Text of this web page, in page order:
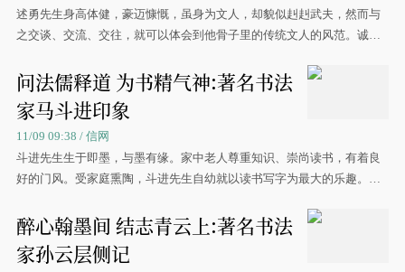
述勇先生身高体健，豪迈慷慨，虽身为文人，却貌似赳赳武夫，然而与
之交谈、交流、交往，就可以体会到他骨子里的传统文人的风范。诚如
问法儒释道 为书精气神:著名书法
家马斗进印象
11/09 09:38 / 信网
斗进先生生于即墨，与墨有缘。家中老人尊重知识、崇尚读书，有着良
好的门风。受家庭熏陶，斗进先生自幼就以读书写字为最大的乐趣。年
醉心翰墨间 结志青云上:著名书法
家孙云层侧记